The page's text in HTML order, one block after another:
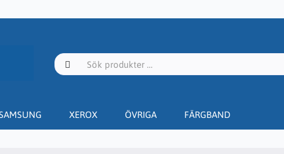
XEROX ÖVRIGA FÄRGBAND